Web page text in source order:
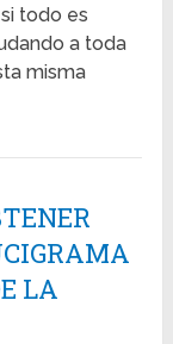
todo es
a toda
misma
LA